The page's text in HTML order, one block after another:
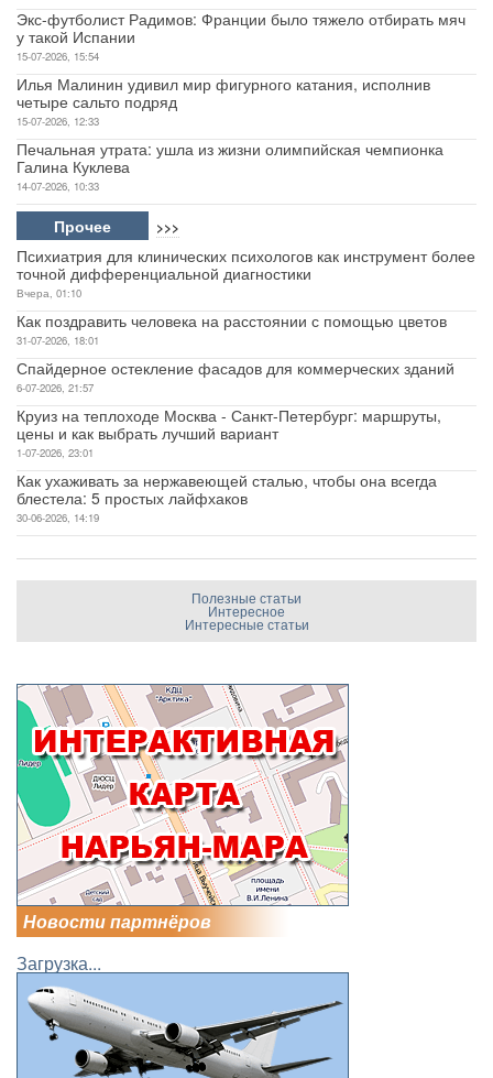
Экс-футболист Радимов: Франции было тяжело отбирать мяч
у такой Испании
15-07-2026, 15:54
Илья Малинин удивил мир фигурного катания, исполнив
четыре сальто подряд
15-07-2026, 12:33
Печальная утрата: ушла из жизни олимпийская чемпионка
Галина Куклева
14-07-2026, 10:33
Прочее >>>
Психиатрия для клинических психологов как инструмент более
точной дифференциальной диагностики
Вчера, 01:10
Как поздравить человека на расстоянии с помощью цветов
31-07-2026, 18:01
Спайдерное остекление фасадов для коммерческих зданий
6-07-2026, 21:57
Круиз на теплоходе Москва - Санкт-Петербург: маршруты,
цены и как выбрать лучший вариант
1-07-2026, 23:01
Как ухаживать за нержавеющей сталью, чтобы она всегда
блестела: 5 простых лайфхаков
30-06-2026, 14:19
Полезные статьи
Интересное
Интересные статьи
Новости партнёров
Загрузка...